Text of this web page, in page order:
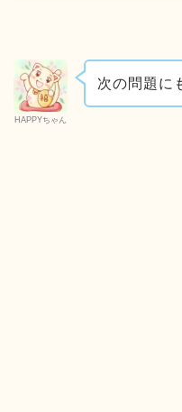
HAPPYちゃん
次の問題に